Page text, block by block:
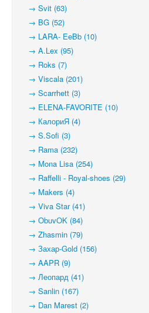
→ Svit (63)
→ BG (52)
→ LARA- EeBb (10)
→ A.Lex (95)
→ Roks (7)
→ Viscala (201)
→ Scarrhett (3)
→ ELENA-FAVORITE (10)
→ КалориЯ (4)
→ S.Sofi (3)
→ Rama (232)
→ Mona Lisa (254)
→ Raffelli - Royal-shoes (29)
→ Makers (4)
→ Viva Star (41)
→ ObuvOK (84)
→ Zhasmin (79)
→ Захар-Gold (156)
→ AAPR (9)
→ Леопард (41)
→ Sanlin (167)
→ Dan Marest (2)